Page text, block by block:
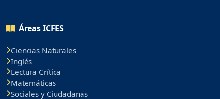
Áreas ICFES
Ciencias Naturales
Inglés
Lectura Crítica
Matemáticas
Sociales y Ciudadanas